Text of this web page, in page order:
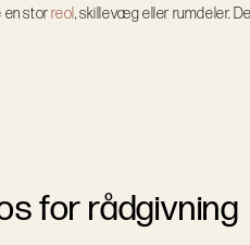
en storreol, skillevæg eller rumdeler.
for rådgivning